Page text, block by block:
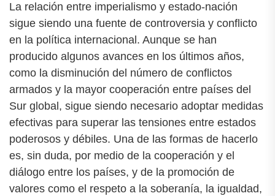
La relación entre imperialismo y estado-nación
sigue siendo una fuente de controversia y conflicto
en la política internacional. Aunque se han
producido algunos avances en los últimos años,
como la disminución del número de conflictos
armados y la mayor cooperación entre países del
Sur global, sigue siendo necesario adoptar medidas
efectivas para superar las tensiones entre estados
poderosos y débiles. Una de las formas de hacerlo
es, sin duda, por medio de la cooperación y el
diálogo entre los países, y de la promoción de
valores como el respeto a la soberanía, la igualdad,